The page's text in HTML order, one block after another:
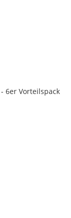
6er Vorteilspack